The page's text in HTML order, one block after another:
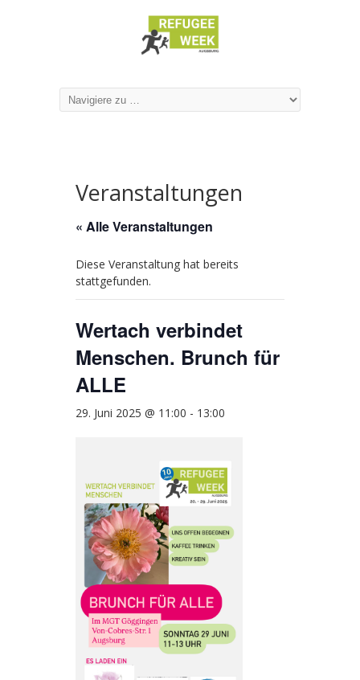
Veranstaltungen
« Alle Veranstaltungen
Diese Veranstaltung hat bereits
stattgefunden.
Wertach verbindet
Menschen. Brunch für
ALLE
29. Juni 2025 @ 11:00 - 13:00